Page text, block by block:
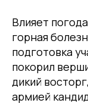
Влияет
горная
подготовка
покорил
дикий
армией